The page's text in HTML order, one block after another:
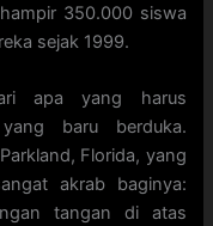
350.000 siswa
sejak 1999.
apa yang harus
baru berduka.
Florida, yang
akrab baginya:
tangan di atas